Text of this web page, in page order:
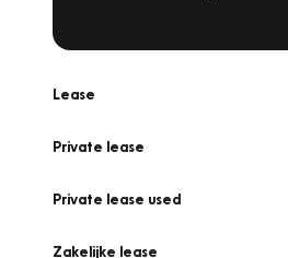
Lease
Private lease
Private lease used
Zakelijke lease